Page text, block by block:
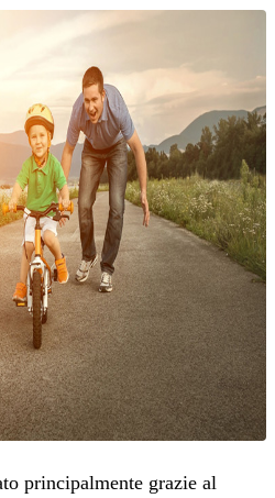
principalmente grazie al